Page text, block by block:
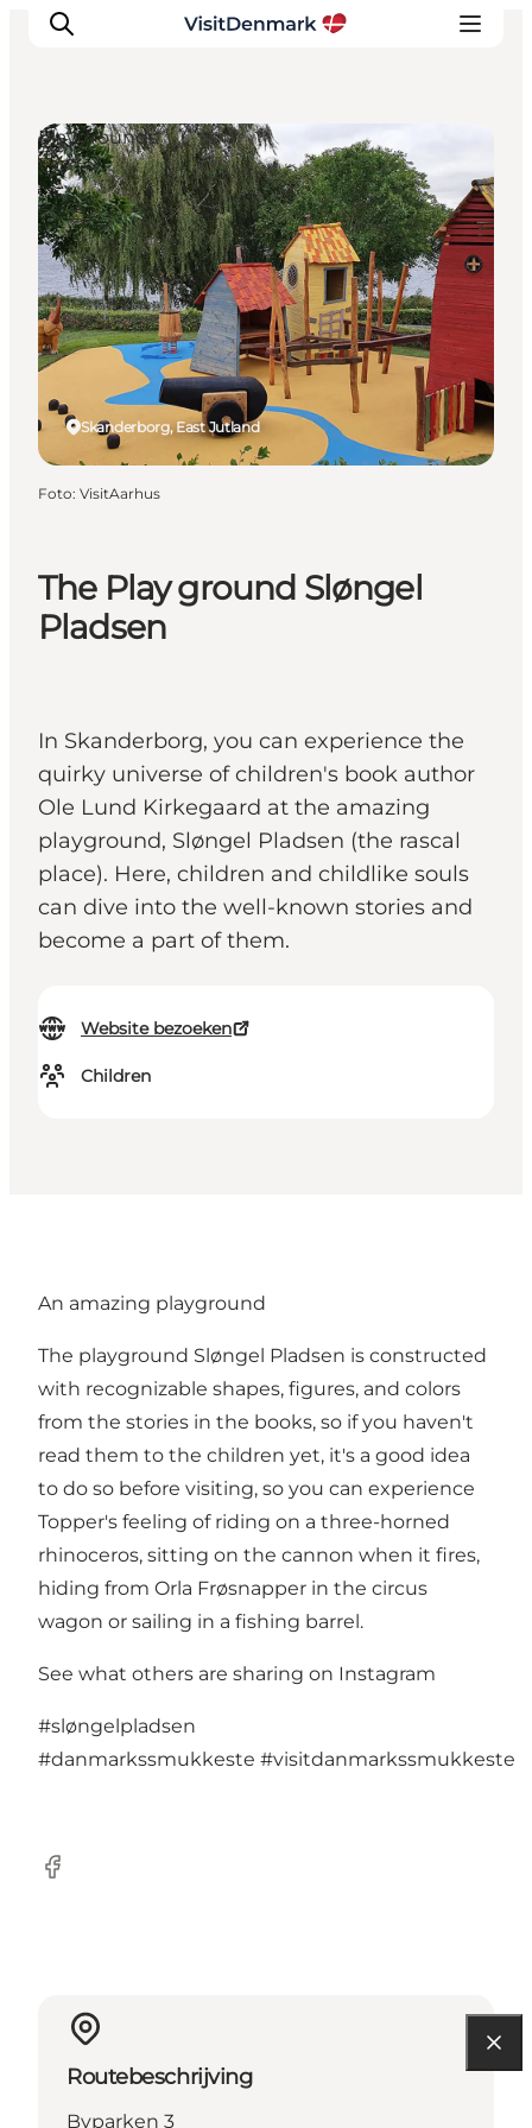
Inspiratie
Bestemmingen
Wat te doen
Accommodaties
Plan je reis
The Play ground Sløngel
Pladsen
In Skanderborg, you can experience the
quirky universe of children's book author
Ole Lund Kirkegaard at the amazing
playground, Sløngel Pladsen (the rascal
place). Here, children and childlike souls
can dive into the well-known stories and
become a part of them.
Website bezoeken
Children
Skanderborg, East Jutland
Playgrounds
Foto: VisitAarhus
An amazing playground
The playground Sløngel Pladsen is constructed
with recognizable shapes, figures, and colors
from the stories in the books, so if you haven't
read them to the children yet, it's a good idea
to do so before visiting, so you can experience
Topper's feeling of riding on a three-horned
rhinoceros, sitting on the cannon when it fires,
hiding from Orla Frøsnapper in the circus
wagon or sailing in a fishing barrel.
See what others are sharing on Instagram
#sløngelpladsen
#danmarkssmukkeste #visitdanmarkssmukkeste
Facebook
Routebeschrijving
Byparken 3